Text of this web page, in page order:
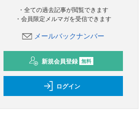
・全ての過去記事が閲覧できます
・会員限定メルマガを受信できます
メールバックナンバー
新規会員登録 無料
ログイン